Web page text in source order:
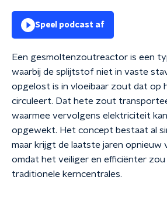
Speel podcast af
Een gesmoltenzoutreactor is een
waarbij de splijtstof niet in vaste
opgelost is in vloeibaar zout dat op
circuleert. Dat hete zout
waarmee vervolgens elektriciteit
opgewekt. Het concept bestaat al
maar krijgt de laatste jaren opnieuw
omdat het veiliger en efficiënter zou
traditionele kerncentrales.